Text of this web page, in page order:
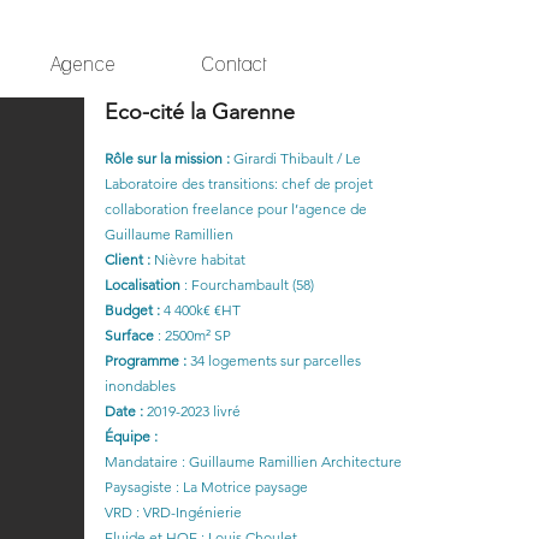
Agence Contact
Eco-cité la Garenne
Rôle sur la mission : Girardi Thibault / Le
Laboratoire des transitions: chef de projet
collaboration freelance pour l’agence de
Guillaume Ramillien
Client : Nièvre habitat
Localisation : Fourchambault (58)
Budget : 4 400k€ €HT
Surface : 2500m² SP
Programme : 34 logements sur parcelles
inondables
Date : 2019-2023 livré
Équipe :
Mandataire : Guillaume Ramillien Architecture
Paysagiste : La Motrice paysage
VRD : VRD-Ingénierie